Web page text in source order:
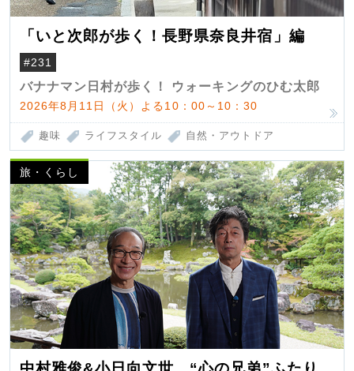
「いと次郎が歩く！長野県奈良井宿」編
#231
バナナマン日村が歩く！ ウォーキングのひむ太郎
2026年8月11日（火）よる10：00～10：30
趣味 ライフスタイル 自然・アウトドア
旅・くらし